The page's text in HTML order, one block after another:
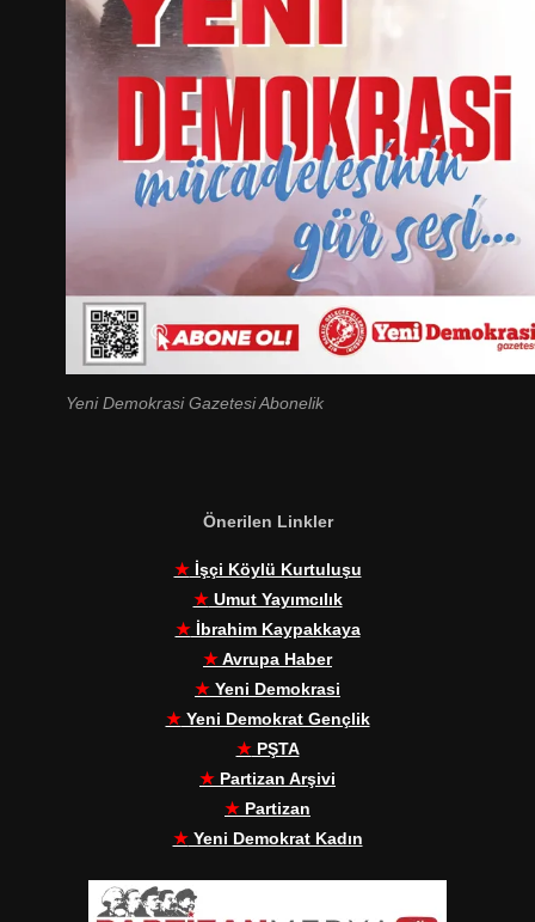
Yeni Demokrasi Gazetesi Abonelik
Önerilen Linkler
★İşçi Köylü Kurtuluşu
★Umut Yayımcılık
★İbrahim Kaypakkaya
★Avrupa Haber
★ Yeni Demokrasi
★Yeni Demokrat Gençlik
★PŞTA
★ Partizan Arşivi
★ Partizan
★Yeni Demokrat Kadın